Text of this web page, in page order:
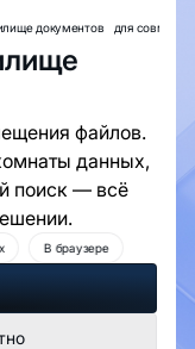
документов для
файлов.
данных,
поиск — всё
В браузере